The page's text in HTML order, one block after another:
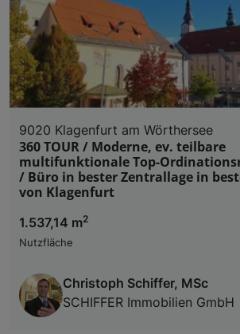
9020 Klagenfurt am Wörthersee
360 TOUR / Moderne, ev. teilbare
multifunktionale Top-
/ Büro in bester Zentrallage in
von Klagenfurt
1.537,14 m2
Nutzfläche
Christoph Schiffer, MSc
SCHIFFER Immobilien GmbH